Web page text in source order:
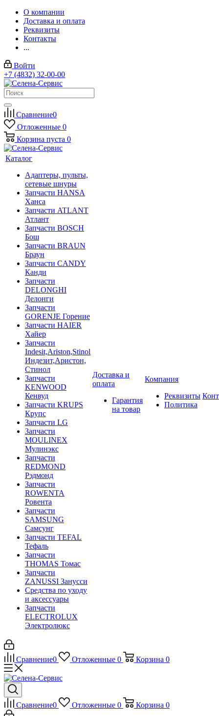
О компании
Доставка и оплата
Реквизиты
Контакты
...
Войти
+7 (4832) 32-00-00
Сравнение0
Отложенные 0
Корзина пуста 0
Каталог
Адаптеры, пульты,
сетевые шнуры
Запчасти HANSA
Ханса
Запчасти ATLANT
Атлант
Запчасти BOSCH
Бош
Запчасти BRAUN
Браун
Запчасти CANDY
Канди
Запчасти
DELONGHI
Делонги
Запчасти
GORENJE Горение
Запчасти HAIER
Хайер
Запчасти
Indesit,Ariston,Stinol
Индезит,Аристон,
Стинол
Запчасти
KENWOOD
Кенвуд
Запчасти KRUPS
Крупс
Запчасти LG
Запчасти
MOULINEX
Мулинэкс
Запчасти
REDMOND
Рэдмонд
Запчасти
ROWENTA
Ровента
Запчасти
SAMSUNG
Самсунг
Запчасти TEFAL
Тефаль
Запчасти
THOMAS Томас
Запчасти
ZANUSSI Занусси
Средства по уходу
и аксессуары
Запчасти
ELECTROLUX
Электролюкс
Доставка и
оплата
Гарантия
на товар
Компания
Реквизиты
Политика
Сравнение0 Отложенные 0 Корзина 0
Сравнение0 Отложенные 0 Корзина 0